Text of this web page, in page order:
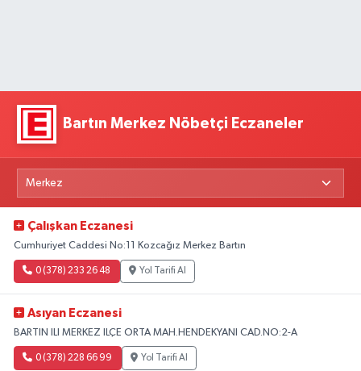
Bartın Merkez Nöbetçi Eczaneler
Çalışkan Eczanesi
Cumhuriyet Caddesi No:11 Kozcağız Merkez Bartın
0 (378) 233 26 48 Yol Tarifi Al
Asıyan Eczanesi
BARTIN ILI MERKEZ ILÇE ORTA MAH.HENDEKYANI CAD.NO:2-A
0 (378) 228 66 99 Yol Tarifi Al